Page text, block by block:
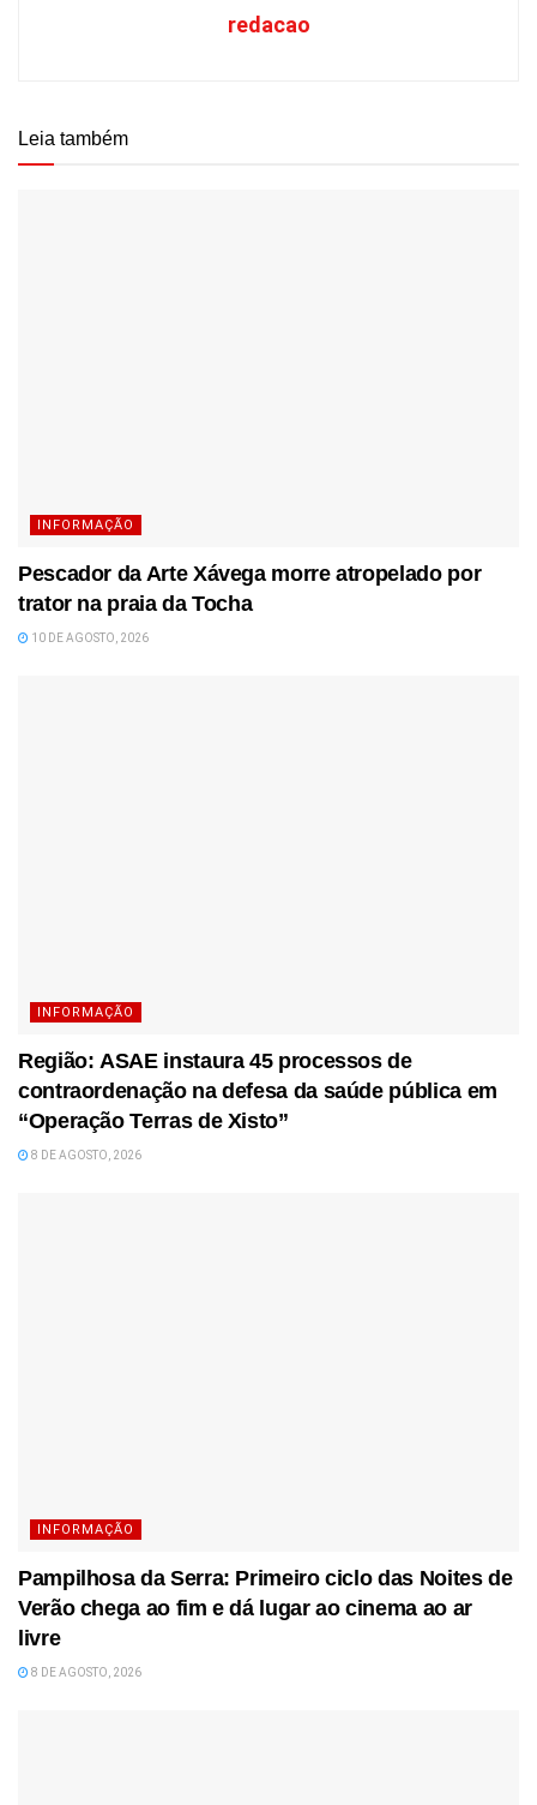
redacao
Leia também
INFORMAÇÃO
Pescador da Arte Xávega morre atropelado por
trator na praia da Tocha
10 DE AGOSTO, 2026
INFORMAÇÃO
Região: ASAE instaura 45 processos de
contraordenação na defesa da saúde pública em
“Operação Terras de Xisto”
8 DE AGOSTO, 2026
INFORMAÇÃO
Pampilhosa da Serra: Primeiro ciclo das Noites de
Verão chega ao fim e dá lugar ao cinema ao ar
livre
8 DE AGOSTO, 2026